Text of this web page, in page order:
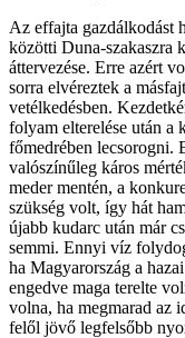
Az effajta gazdálkodást
közötti Duna-szakaszra
áttervezése. Erre azért
sorra elvéreztek a
vetélkedésben.
folyam elterelése után a
főmedrében lecsorogni.
valószínűleg káros
meder mentén, a
szükség volt, így hát
újabb kudarc után már
semmi. Ennyi víz
ha Magyarország a
engedve maga terelte
volna, ha megmarad az
felől jövő legfelsőbb